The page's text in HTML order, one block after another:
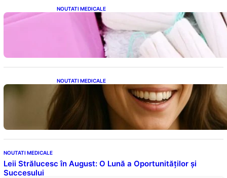
NOUTATI MEDICALE
Tampoanele menstruale: O analiză profundă
a riscurilor legate de metale toxice
NOUTATI MEDICALE
Ceaiul – Băutura care protejează inima:
Descoperiri recente despre beneficiile
consumului zilnic
NOUTATI MEDICALE
Leii Strălucesc în August: O Lună a Oportunităților și
Succesului